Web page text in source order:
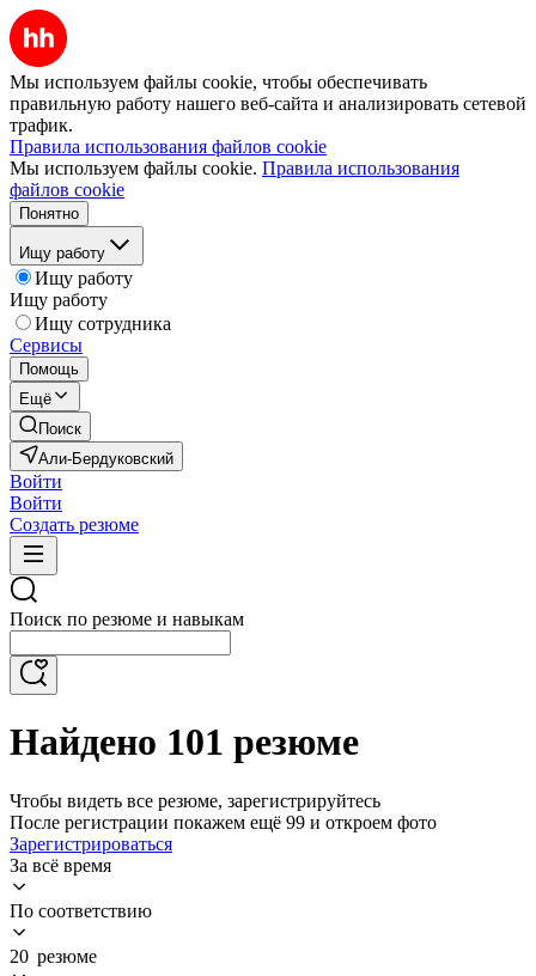
Мы используем файлы cookie, чтобы обеспечивать
правильную работу нашего веб-сайта и анализировать сетевой
трафик.
Правила использования файлов cookie
Мы используем файлы cookie. Правила использования
файлов cookie
Понятно
Ищу работу
Ищу работу
Ищу работу
Ищу сотрудника
Сервисы
Помощь
Ещё
Поиск
Али-Бердуковский
Войти
Войти
Создать резюме
Поиск по резюме и навыкам
Найдено 101 резюме
Чтобы видеть все резюме, зарегистрируйтесь
После регистрации покажем ещё 99 и откроем фото
Зарегистрироваться
За всё время
По соответствию
20 резюме